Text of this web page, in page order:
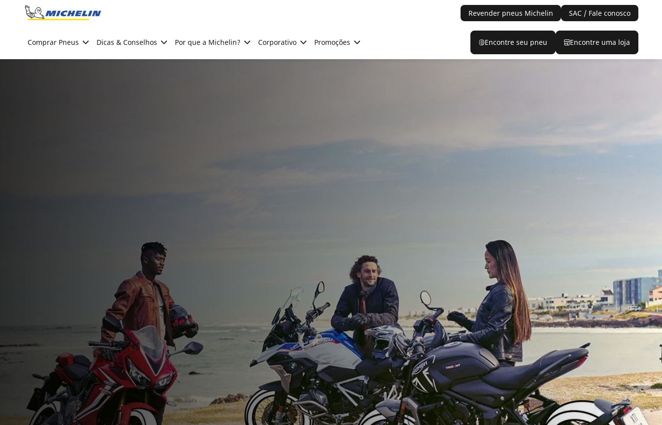
Go to page content
Revender pneus Michelin SAC / Fale conosco
Comprar Pneus Dicas & Conselhos Por que a Michelin? Corporativo Promoções Encontre seu pneu Encontre uma loja